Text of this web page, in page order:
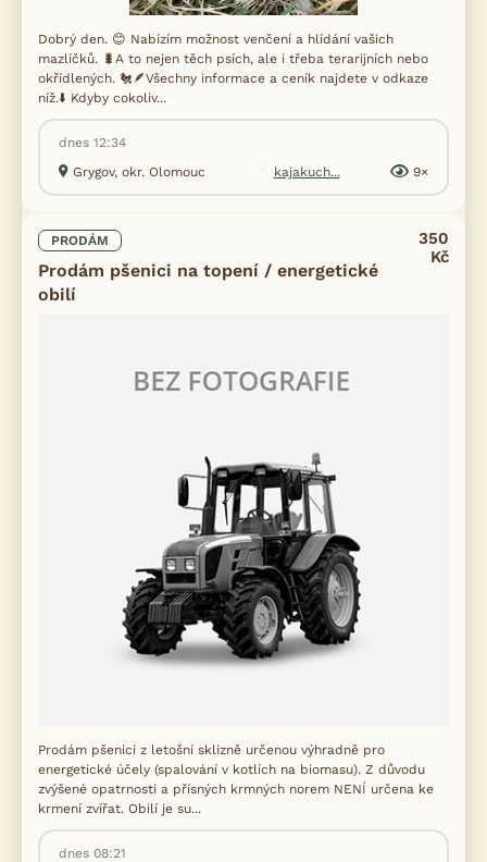
Dobrý den. 😊 Nabízím možnost venčení a hlídání vašich
mazlíčků. 🐛A to nejen těch psích, ale i třeba terarijních nebo
okřídlených. 🐔🪶Všechny informace a ceník najdete v odkaze
níž.⬇️ Kdyby cokoliv...
dnes 12:34
Grygov, okr. Olomouc
kajakuch... 9×
PRODÁM
Prodám pšenici na topení / energetické
obilí
350
Kč
Prodám pšenici z letošní sklizně určenou výhradně pro
energetické účely (spalování v kotlích na biomasu). Z důvodu
zvýšené opatrnosti a přísných krmných norem NENÍ určena ke
krmení zvířat. Obilí je su...
dnes 08:21